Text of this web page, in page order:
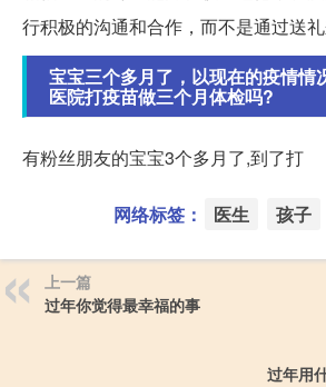
行积极的沟通和合作，而不是通过送礼
宝宝三个多月了，以现在的疫情情
医院打疫苗做三个月体检吗?
有粉丝朋友的宝宝3个多月了,到了打
网络标签： 医生 孩子
上一篇
过年你觉得最幸福的事
过年用